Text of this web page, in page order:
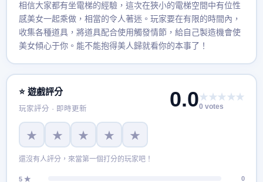
相信大家都有坐電梯的經驗，這次在狹小的電梯空間中有位性
感美女一起乘做，相當的令人著迷。玩家要在有限的時間內，
收集各種道具，將道具配合使用觸發情節，給自己製造機會使
美女傾心于你。能不能抱得美人歸就看你的本事了！
⭐ 遊戲評分
玩家評分 · 即時更新 0.0★★★★★
0 votes
★ ★ ★ ★ ★
還沒有人評分，來當第一個打分的玩家吧！
5 ★
0